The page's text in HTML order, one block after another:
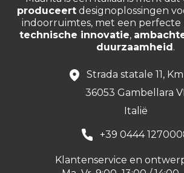
produceertdesignoplossingen
indoorruimtes, met een perfecte
technische innovatie,
duurzaamheid.
Strada statale 11, Km
36053 Gambellara VI
Italië
+39 0444
Klantenservice en